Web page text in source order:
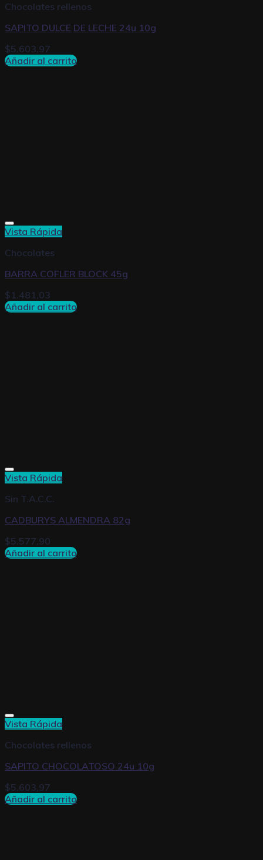
Chocolates rellenos
SAPITO DULCE DE LECHE 24u 10g
$5.603,97
Añadir al carrito
Vista Rápida
Chocolates
BARRA COFLER BLOCK 45g
$1.481,03
Añadir al carrito
Vista Rápida
Sin T.A.C.C.
CADBURYS ALMENDRA 82g
$5.577,90
Añadir al carrito
Vista Rápida
Chocolates rellenos
SAPITO CHOCOLATOSO 24u 10g
$5.603,97
Añadir al carrito